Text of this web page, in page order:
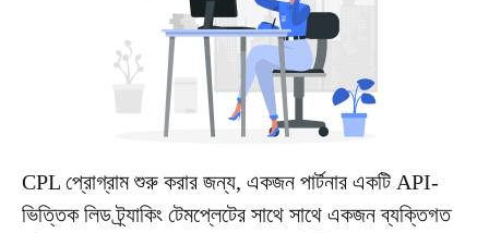
CPL প্রোগ্রাম শুরু করার জন্য, একজন পার্টনার একটি API-
ভিত্তিক লিড ট্র্যাকিং টেমপ্লেটের সাথে সাথে একজন ব্যক্তিগত